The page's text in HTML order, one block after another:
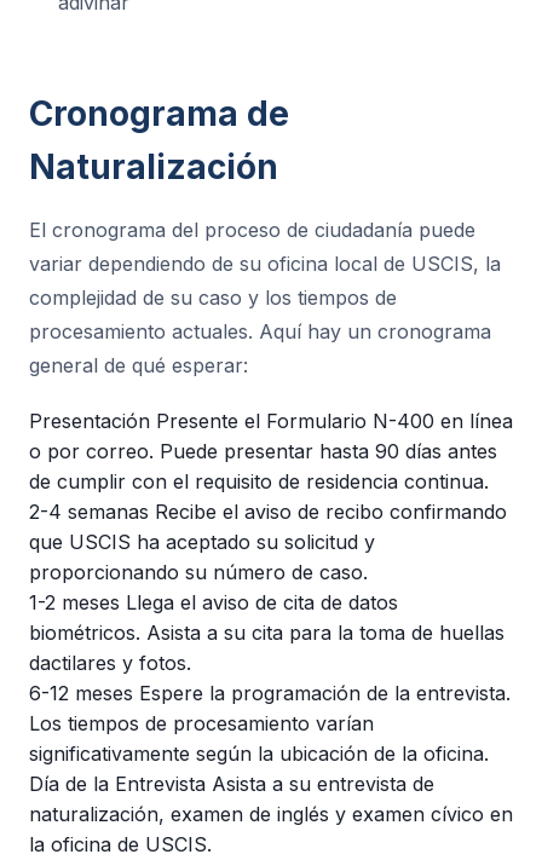
Cronograma de
Naturalización
El cronograma del proceso de ciudadanía puede
variar dependiendo de su oficina local de USCIS, la
complejidad de su caso y los tiempos de
procesamiento actuales. Aquí hay un cronograma
general de qué esperar:
Presentación Presente el Formulario N-400 en línea
o por correo. Puede presentar hasta 90 días antes
de cumplir con el requisito de residencia continua.
2-4 semanas Recibe el aviso de recibo confirmando
que USCIS ha aceptado su solicitud y
proporcionando su número de caso.
1-2 meses Llega el aviso de cita de datos
biométricos. Asista a su cita para la toma de huellas
dactilares y fotos.
6-12 meses Espere la programación de la entrevista.
Los tiempos de procesamiento varían
significativamente según la ubicación de la oficina.
Día de la Entrevista Asista a su entrevista de
naturalización, examen de inglés y examen cívico en
la oficina de USCIS.